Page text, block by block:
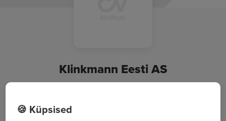
Klinkmann Eesti AS
Krookuse 8, Tallinn, Harjumaa
🍪 Küpsised